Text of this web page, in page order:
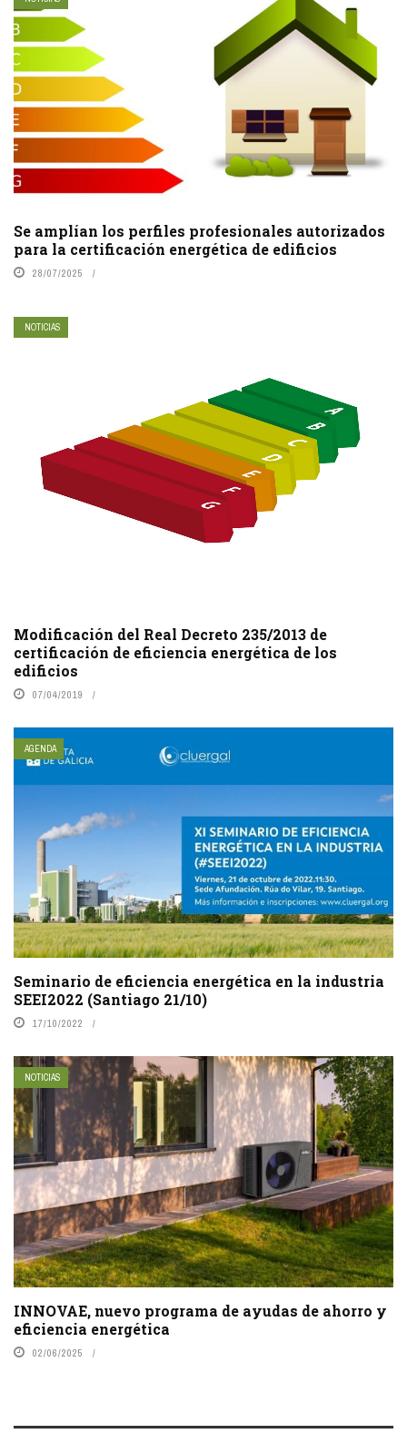
Se amplían los perfiles profesionales autorizados
para la certificación energética de edificios
28/07/2025
NOTICIAS
Modificación del Real Decreto 235/2013 de
certificación de eficiencia energética de los
edificios
07/04/2019
AGENDA
Seminario de eficiencia energética en la industria
SEEI2022 (Santiago 21/10)
17/10/2022
NOTICIAS
INNOVAE, nuevo programa de ayudas de ahorro y
eficiencia energética
02/06/2025